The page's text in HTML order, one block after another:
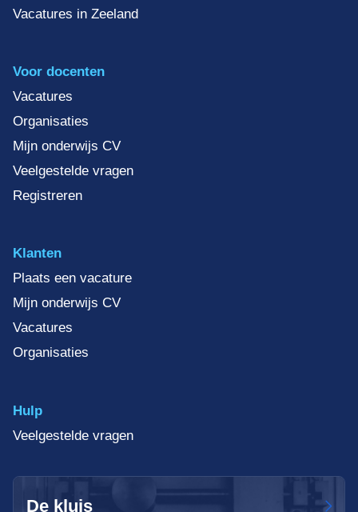
Vacatures in Zeeland
Voor docenten
Vacatures
Organisaties
Mijn onderwijs CV
Veelgestelde vragen
Registreren
Klanten
Plaats een vacature
Mijn onderwijs CV
Vacatures
Organisaties
Hulp
Veelgestelde vragen
De kluis